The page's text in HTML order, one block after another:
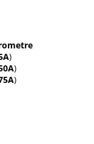
)
)
)